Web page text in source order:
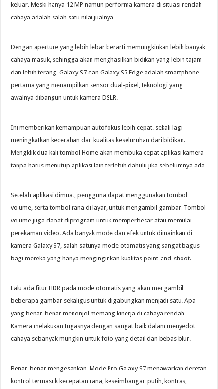
keluar. Meski hanya 12 MP namun performa kamera di situasi rendah
cahaya adalah salah satu nilai jualnya.
Dengan aperture yang lebih lebar berarti memungkinkan lebih banyak
cahaya masuk, sehingga akan menghasilkan bidikan yang lebih tajam
dan lebih terang. Galaxy S7 dan Galaxy S7 Edge adalah smartphone
pertama yang menampilkan sensor dual-pixel, teknologi yang
awalnya dibangun untuk kamera DSLR.
Ini memberikan kemampuan autofokus lebih cepat, sekali lagi
meningkatkan kecerahan dan kualitas keseluruhan dari bidikan.
Mengklik dua kali tombol Home akan membuka cepat aplikasi kamera
tanpa harus menutup aplikasi lain terlebih dahulu jika sebelumnya ada.
Setelah aplikasi dimuat, pengguna dapat menggunakan tombol
volume, serta tombol rana di layar, untuk mengambil gambar. Tombol
volume juga dapat diprogram untuk memperbesar atau memulai
perekaman video. Ada banyak mode dan efek untuk dimainkan di
kamera Galaxy S7, salah satunya mode otomatis yang sangat bagus
bagi mereka yang hanya menginginkan kualitas point-and-shoot.
Lalu ada fitur HDR pada mode otomatis yang akan mengambil
beberapa gambar sekaligus untuk digabungkan menjadi satu. Apa
yang benar-benar menonjol memang kinerja di cahaya rendah.
Kamera melakukan tugasnya dengan sangat baik dalam menyedot
cahaya sebanyak mungkin untuk foto yang detail dan bebas blur.
Benar-benar mengesankan. Mode Pro Galaxy S7 menawarkan deretan
kontrol termasuk kecepatan rana, keseimbangan putih, kontras,